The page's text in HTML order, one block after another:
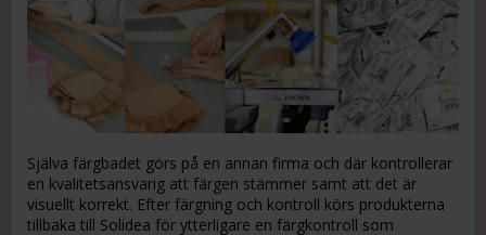
Själva färgbadet görs på en annan firma och där kontrollerar
en kvalitetsansvarig att färgen stämmer samt att det är
visuellt korrekt. Efter färgning och kontroll körs produkterna
tillbaka till Solidea för ytterligare en färgkontroll som